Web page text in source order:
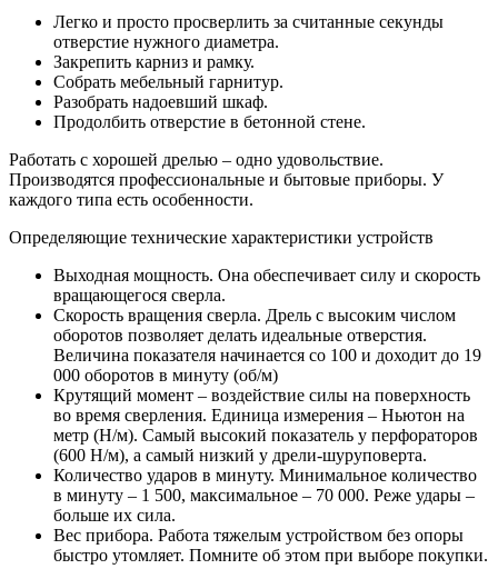
Легко и просто просверлить за считанные секунды
отверстие нужного диаметра.
Закрепить карниз и рамку.
Собрать мебельный гарнитур.
Разобрать надоевший шкаф.
Продолбить отверстие в бетонной стене.
Работать с хорошей дрелью – одно удовольствие.
Производятся профессиональные и бытовые приборы. У
каждого типа есть особенности.
Определяющие технические характеристики устройств
Выходная мощность. Она обеспечивает силу и скорость
вращающегося сверла.
Скорость вращения сверла. Дрель с высоким числом
оборотов позволяет делать идеальные отверстия.
Величина показателя начинается со 100 и доходит до 19
000 оборотов в минуту (об/м)
Крутящий момент – воздействие силы на поверхность
во время сверления. Единица измерения – Ньютон на
метр (Н/м). Самый высокий показатель у перфораторов
(600 Н/м), а самый низкий у дрели-шуруповерта.
Количество ударов в минуту. Минимальное количество
в минуту – 1 500, максимальное – 70 000. Реже удары –
больше их сила.
Вес прибора. Работа тяжелым устройством без опоры
быстро утомляет. Помните об этом при выборе покупки.